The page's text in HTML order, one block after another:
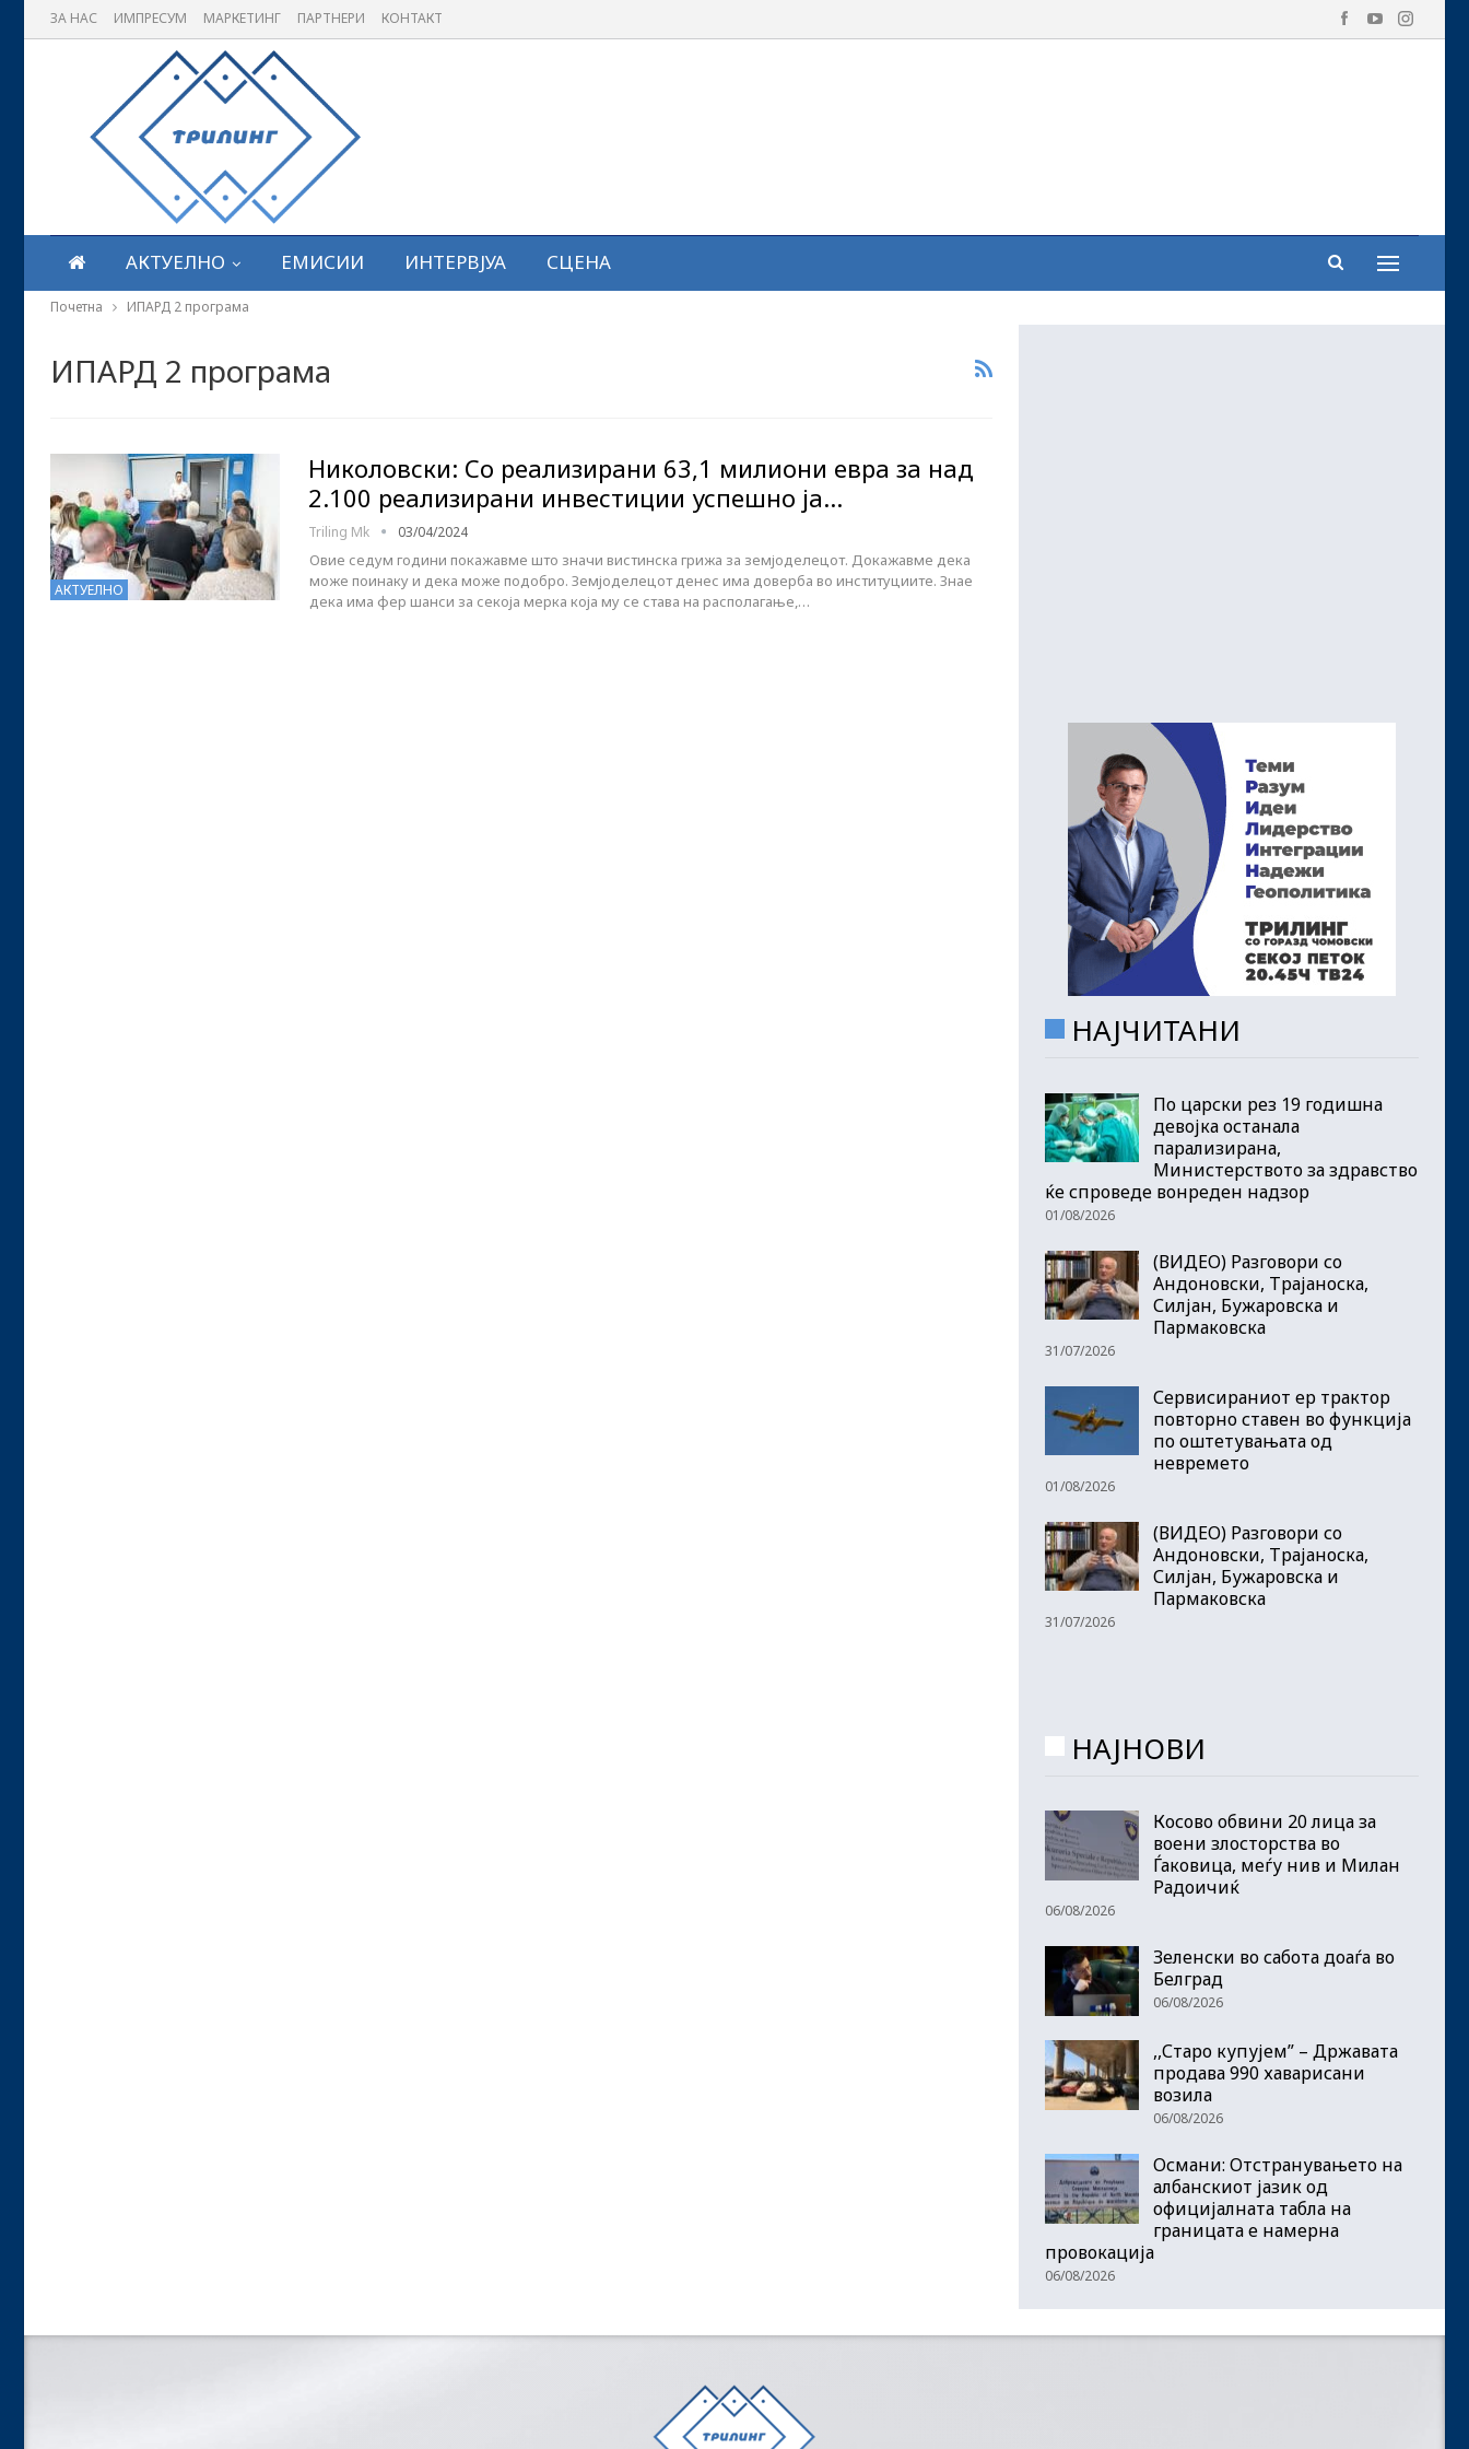
ЗА НАС ИМПРЕСУМ МАРКЕТИНГ ПАРТНЕРИ КОНТАКТ
АКТУЕЛНО ЕМИСИИ ИНТЕРВЈУА СЦЕНА
Почетна ИПАРД 2 програма
ИПАРД 2 програма
АКТУЕЛНО
Николовски: Со реализирани 63,1 милиони евра за над
2.100 реализирани инвестиции успешно ја…
Triling Mk 03/04/2024
Овие седум години покажавме што значи вистинска грижа за земјоделецот. Докажавме дека
може поинаку и дека може подобро. Земјоделецот денес има доверба во институциите. Знае
дека има фер шанси за секоја мерка која му се става на располагање,…
НАЈЧИТАНИ
По царски рез 19 годишна
девојка останала
парализирана,
Министерството за здравство
ќе спроведе вонреден надзор
01/08/2026
(ВИДЕО) Разговори со
Андоновски, Трајаноска,
Силјан, Бужаровска и
Пармаковска
31/07/2026
Сервисираниот ер трактор
повторно ставен во функција
по оштетувањата од
невремето
01/08/2026
(ВИДЕО) Разговори со
Андоновски, Трајаноска,
Силјан, Бужаровска и
Пармаковска
31/07/2026
НАЈНОВИ
Косово обвини 20 лица за
воени злосторства во
Ѓаковица, меѓу нив и Милан
Радоичиќ
06/08/2026
Зеленски во сабота доаѓа во
Белград
06/08/2026
,,Старо купујем” – Државата
продава 990 хаварисани
возила
06/08/2026
Османи: Отстранувањето на
албанскиот јазик од
официјалната табла на
границата е намерна
провокација
06/08/2026